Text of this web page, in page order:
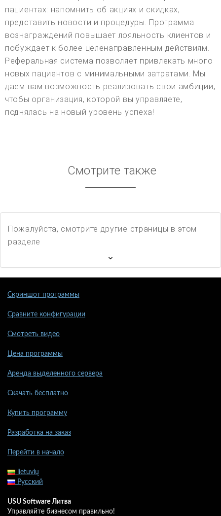
пациентах: напомнить об акциях и скидках,
представить новости и процедуры. Программа
вознаграждений повышает лояльность клиентов и
побуждает к более целенаправленным действиям.
Реферальная система позволяет привлекать много
новых пациентов с минимальными затратами. Мы
даем вам возможность реализовать свои амбиции,
чтобы организация, которой вы управляете,
поднялась на новый уровень успеха!
Смотрите также
Пожалуйста, смотрите другие страницы в этом
разделе
Скриншот программы
Сравните конфигурации
Смотреть видео
Цена программы
Аренда выделенного сервера
Скачать бесплатно
Купить программу
Разработка на заказ
Перейти в начало
lietuvių
Русский
USU Software Литва
Управляйте бизнесом правильно!